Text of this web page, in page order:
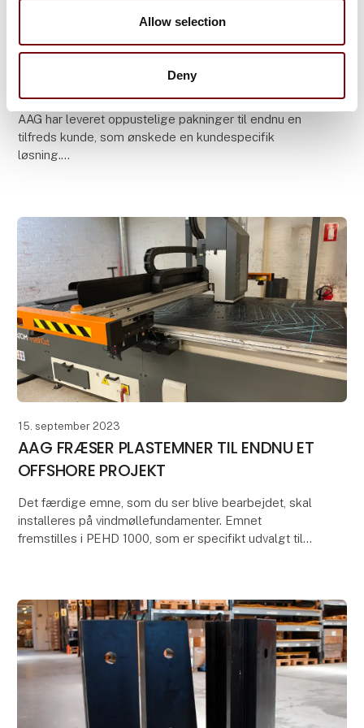
Allow selection
Deny
OPPUSTELIGE PAKNINGER TIL RYGEOVNE
AAG har leveret oppustelige pakninger til endnu en
tilfreds kunde, som ønskede en kundespecifik
løsning.
15. september 2023
AAG FRÆSER PLASTEMNER TIL ENDNU ET
OFFSHORE PROJEKT
Det færdige emne, som du ser blive bearbejdet, skal
installeres på vindmøllefundamenter. Emnet
fremstilles i PEHD 1000, som er specifikt udvalgt til